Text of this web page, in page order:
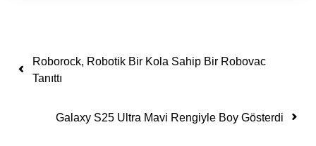
Yazı dolaşımı
Roborock, Robotik Bir Kola Sahip Bir Robovac
Tanıttı
Galaxy S25 Ultra Mavi Rengiyle Boy Gösterdi